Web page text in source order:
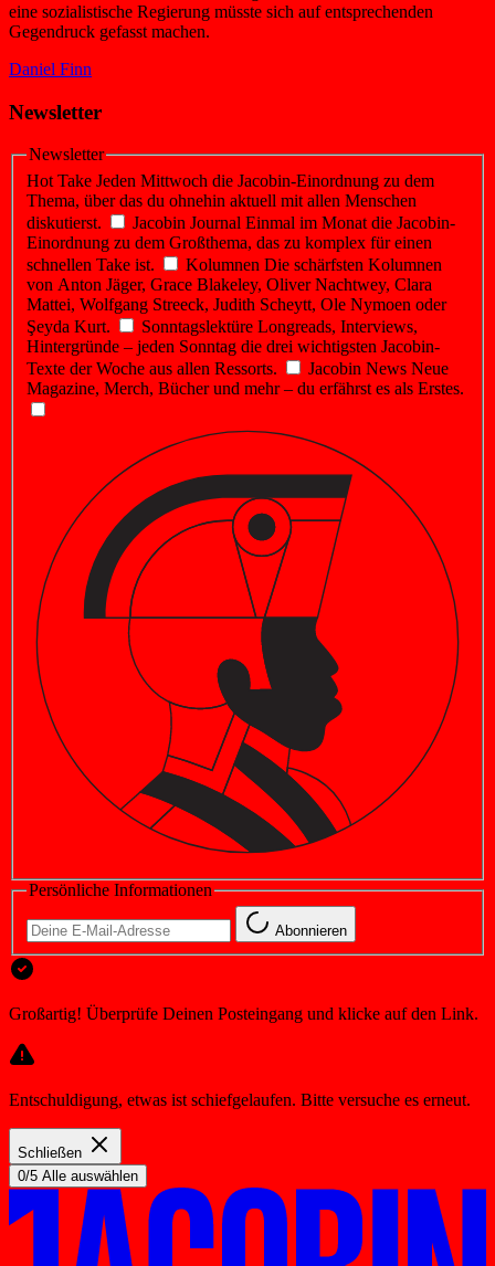
eine sozialistische Regierung müsste sich auf entsprechenden
Gegendruck gefasst machen.
Daniel Finn
Newsletter
Newsletter
Hot Take Jeden Mittwoch die Jacobin-Einordnung zu dem
Thema, über das du ohnehin aktuell mit allen Menschen
diskutierst.
Jacobin Journal Einmal im Monat die Jacobin-
Einordnung zu dem Großthema, das zu komplex für einen
schnellen Take ist.
Kolumnen Die schärfsten Kolumnen
von Anton Jäger, Grace Blakeley, Oliver Nachtwey, Clara
Mattei, Wolfgang Streeck, Judith Scheytt, Ole Nymoen oder
Şeyda Kurt.
Sonntagslektüre Longreads, Interviews,
Hintergründe – jeden Sonntag die drei wichtigsten Jacobin-
Texte der Woche aus allen Ressorts.
Jacobin News Neue
Magazine, Merch, Bücher und mehr – du erfährst es als Erstes.
Persönliche Informationen
Abonnieren
Großartig! Überprüfe Deinen Posteingang und klicke auf den Link.
Entschuldigung, etwas ist schiefgelaufen. Bitte versuche es erneut.
Schließen
0/5 Alle auswählen